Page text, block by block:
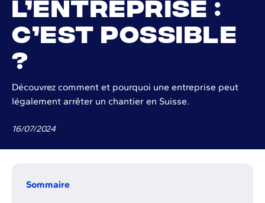
l’entreprise :
c’est possible
?
Découvrez comment et pourquoi une entreprise peut
légalement arrêter un chantier en Suisse.
16/07/2024
Sommaire